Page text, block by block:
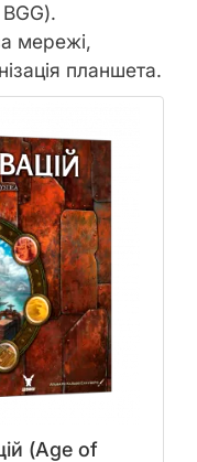
мережі,
планшета.
(Age of